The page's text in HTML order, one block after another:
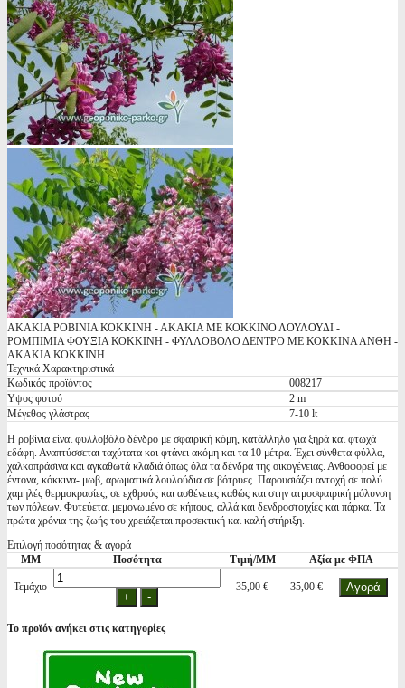
ΑΚΑΚΙΑ ΡΟΒΙΝΙΑ ΚΟΚΚΙΝΗ - ΑΚΑΚΙΑ ΜΕ ΚΟΚΚΙΝΟ ΛΟΥΛΟΥΔΙ -
ΡΟΜΠΙΜΙΑ ΦΟΥΞΙΑ ΚΟΚΚΙΝΗ - ΦΥΛΛΟΒΟΛΟ ΔΕΝΤΡΟ ΜΕ ΚΟΚΚΙΝΑ ΑΝΘΗ -
ΑΚΑΚΙΑ ΚΟΚΚΙΝΗ
Τεχνικά Χαρακτηριστικά
Κωδικός προϊόντος
008217
Υψος φυτού
2 m
Μέγεθος γλάστρας
7-10 lt
Η ροβίνια είναι φυλλοβόλο δένδρο με σφαιρική κόμη, κατάλληλο για ξηρά και φτωχά
εδάφη. Αναπτύσσεται ταχύτατα και φτάνει ακόμη και τα 10 μέτρα. Έχει σύνθετα φύλλα,
χαλκοπράσινα και αγκαθωτά κλαδιά όπως όλα τα δένδρα της οικογένειας. Ανθοφορεί με
έντονα, κόκκινα- μωβ, αρωματικά λουλούδια σε βότρυες. Παρουσιάζει αντοχή σε πολύ
χαμηλές θερμοκρασίες, σε εχθρούς και ασθένειες καθώς και στην ατμοσφαιρική μόλυνση
των πόλεων. Φυτεύεται μεμονωμένο σε κήπους, αλλά και δενδροστοιχίες και πάρκα. Τα
πρώτα χρόνια της ζωής του χρειάζεται προσεκτική και καλή στήριξη.
Επιλογή ποσότητας & αγορά
ΜΜ
Ποσότητα Τιμή/ΜΜ Αξία με ΦΠΑ
Τεμάχιο 35,00 € 35,00 €
Το προϊόν ανήκει στις κατηγορίες